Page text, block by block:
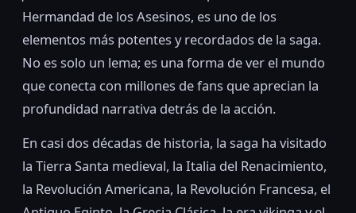
Hermandad de los Asesinos, es uno de los
elementos más potentes y recordados de la saga.
No es solo un lema; es una forma de ver el mundo
que conecta con millones de fans que aprecian la
profundidad narrativa detrás de la acción.
En casi dos décadas de historia, la saga ha visitado
la Tierra Santa medieval, la Italia del Renacimiento,
la Revolución Americana, la Revolución Francesa, el